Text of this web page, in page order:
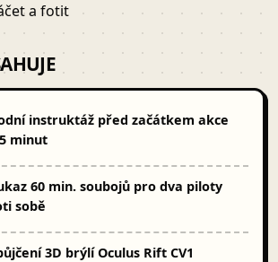
a fotit
instruktáž před začátkem akce
minut
60 min. soubojů pro dva piloty
sobě
3D brýlí Oculus Rift CV1